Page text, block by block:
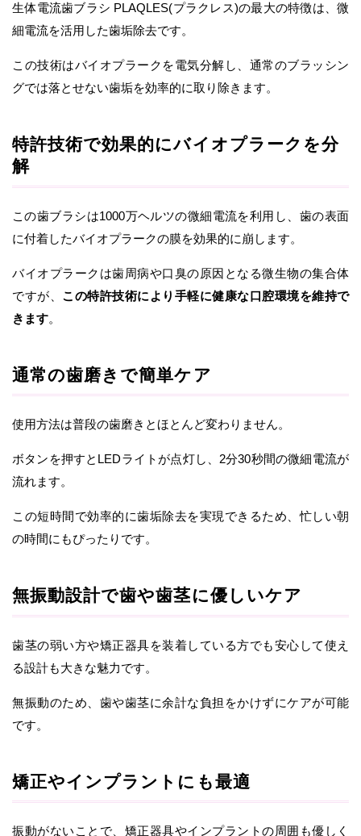
生体電流歯ブラシ PLAQLES(プラクレス)の最大の特徴は、微
細電流を活用した歯垢除去です。
この技術はバイオプラークを電気分解し、通常のブラッシン
グでは落とせない歯垢を効率的に取り除きます。
特許技術で効果的にバイオプラークを分
解
この歯ブラシは1000万ヘルツの微細電流を利用し、歯の表面
に付着したバイオプラークの膜を効果的に崩します。
バイオプラークは歯周病や口臭の原因となる微生物の集合体
ですが、 この特許技術により手軽に健康な口腔環境を維持で
きます。
通常の歯磨きで簡単ケア
使用方法は普段の歯磨きとほとんど変わりません。
ボタンを押すとLEDライトが点灯し、2分30秒間の微細電流が
流れます。
この短時間で効率的に歯垢除去を実現できるため、忙しい朝
の時間にもぴったりです。
無振動設計で歯や歯茎に優しいケア
歯茎の弱い方や矯正器具を装着している方でも安心して使え
る設計も大きな魅力です。
無振動のため、歯や歯茎に余計な負担をかけずにケアが可能
です。
矯正やインプラントにも最適
振動がないことで、矯正器具やインプラントの周囲も優しく